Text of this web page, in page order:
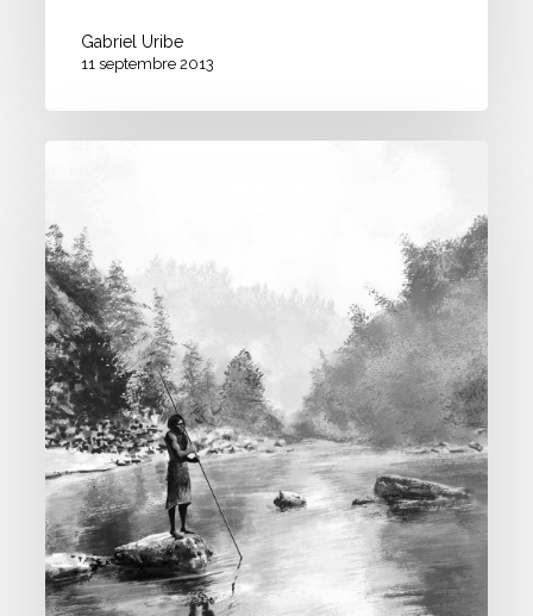
Gabriel Uribe
11 septembre 2013
–
Etude
d’environnement
Edward
S.
Curtis